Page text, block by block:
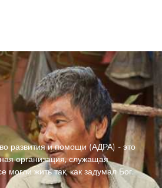
развития и помощи (АДРА) - это
организация, служащая
могли жить так, как задумал Бог.